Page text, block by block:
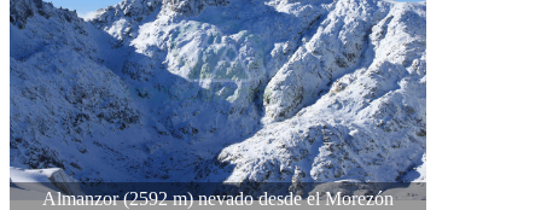
Almanzor (2592 m) nevado desde el Morezón